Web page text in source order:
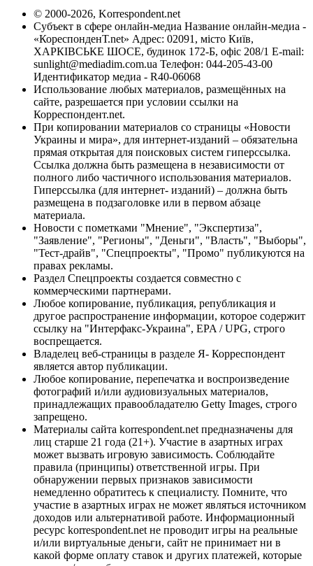
© 2000-2026, Korrespondent.net
Субъект в сфере онлайн-медиа Название онлайн-медиа -
«КореспонденТ.net» Адрес: 02091, місто Київ,
ХАРКІВСЬКЕ ШОСЕ, будинок 172-Б, офіс 208/1 E-mail:
sunlight@mediadim.com.ua Телефон: 044-205-43-00
Идентификатор медиа - R40-06068
Использование любых материалов, размещённых на
сайте, разрешается при условии ссылки на
Корреспондент.net.
При копировании материалов со страницы «Новости
Украины и мира», для интернет-изданий – обязательна
прямая открытая для поисковых систем гиперссылка.
Ссылка должна быть размещена в независимости от
полного либо частичного использования материалов.
Гиперссылка (для интернет- изданий) – должна быть
размещена в подзаголовке или в первом абзаце
материала.
Новости с пометками "Мнение", "Экспертиза",
"Заявление", "Регионы", "Деньги", "Власть", "Выборы",
"Тест-драйв", "Спецпроекты", "Промо" публикуются на
правах рекламы.
Раздел Спецпроекты создается совместно с
коммерческими партнерами.
Любое копирование, публикация, републикация и
другое распространение информации, которое содержит
ссылку на "Интерфакс-Украина", EPA / UPG, строго
воспрещается.
Владелец веб-страницы в разделе Я- Корреспондент
является автор публикации.
Любое копирование, перепечатка и воспроизведение
фотографий и/или аудиовизуальных материалов,
принадлежащих правообладателю Getty Images, строго
запрещено.
Материалы сайта korrespondent.net предназначены для
лиц старше 21 года (21+). Участие в азартных играх
может вызвать игровую зависимость. Соблюдайте
правила (принципы) ответственной игры. При
обнаружении первых признаков зависимости
немедленно обратитесь к специалисту. Помните, что
участие в азартных играх не может являться источником
доходов или альтернативой работе. Информационный
ресурс korrespondent.net не проводит игры на реальные
и/или виртуальные деньги, сайт не принимает ни в
какой форме оплату ставок и других платежей, которые